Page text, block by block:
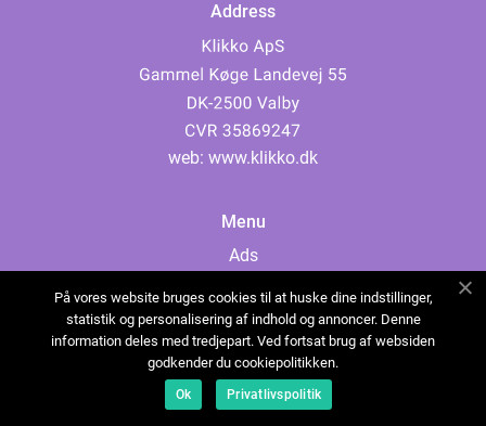
Address
web: www.klikko.dk
Menu
Ads
Cookies
Contact
Sitemap
På vores website bruges cookies til at huske dine indstillinger,
statistik og personalisering af indhold og annoncer. Denne
information deles med tredjepart. Ved fortsat brug af websiden
godkender du cookiepolitikken.
Ok Privatlivspolitik